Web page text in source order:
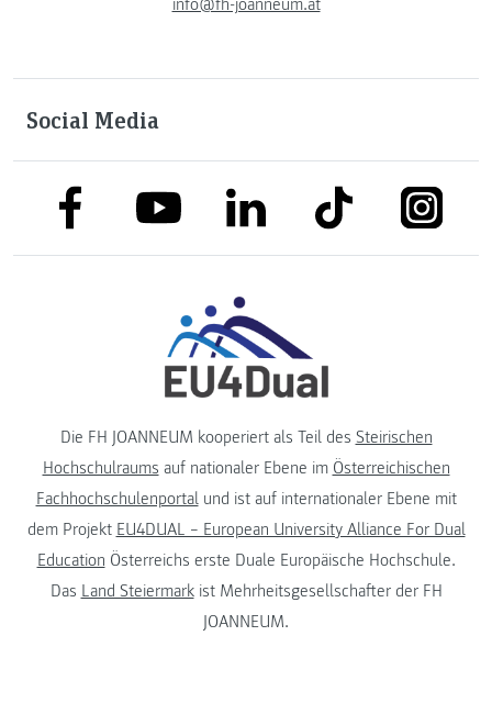
info@fh-joanneum.at
Social Media
link to facebooklink to youtubelink to linkedinlink to tiktok
Die FH JOANNEUM kooperiert als Teil des Steirischen
Hochschulraums auf nationaler Ebene im Österreichischen
Fachhochschulenportalund ist auf internationaler Ebene mit
dem Projekt EU4DUAL – European University Alliance For Dual
Education Österreichs erste Duale Europäische Hochschule.
Das Land Steiermarkist Mehrheitsgesellschafter der FH
JOANNEUM.